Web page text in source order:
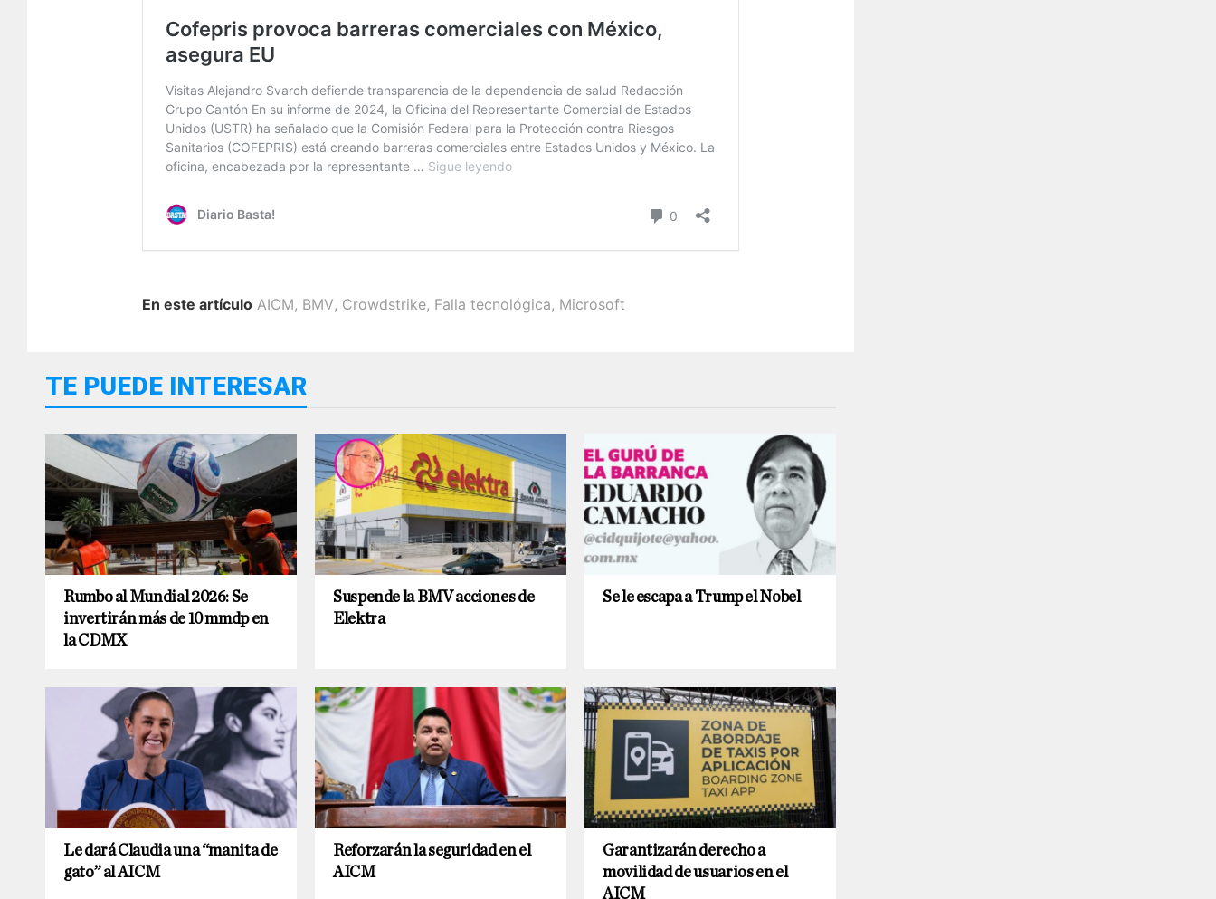
En este artículo AICM, BMV, Crowdstrike, Falla tecnológica, Microsoft
TE PUEDE INTERESAR
Rumbo al Mundial 2026: Se
invertirán más de 10 mmdp en
la CDMX
Suspende la BMV acciones de
Elektra
Se le escapa a Trump el Nobel
Le dará Claudia una “manita de
gato” al AICM
Reforzarán la seguridad en el
AICM
Garantizarán derecho a
movilidad de usuarios en el
AICM